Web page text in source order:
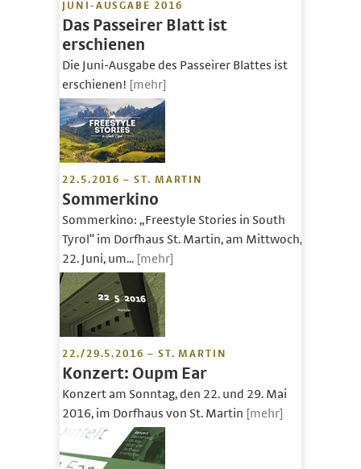
JUNI-AUSGABE 2016
Das Passeirer Blatt ist
erschienen
Die Juni-Ausgabe des Passeirer Blattes ist
erschienen! [mehr]
22.5.2016 – ST. MARTIN
Sommerkino
Sommerkino: „Freestyle Stories in South
Tyrol“ im Dorfhaus St. Martin, am Mittwoch,
22. Juni, um... [mehr]
22./29.5.2016 – ST. MARTIN
Konzert: Oupm Ear
Konzert am Sonntag, den 22. und 29. Mai
2016, im Dorfhaus von St. Martin [mehr]